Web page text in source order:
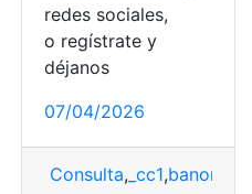
Internet,Televisión
redes sociales,
o regístrate y
déjanos
07/04/2026
Consulta, _cc1,banorte